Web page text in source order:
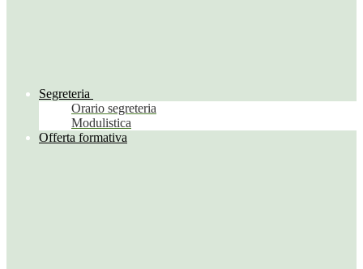
Segreteria
Orario segreteria
Modulistica
Offerta formativa